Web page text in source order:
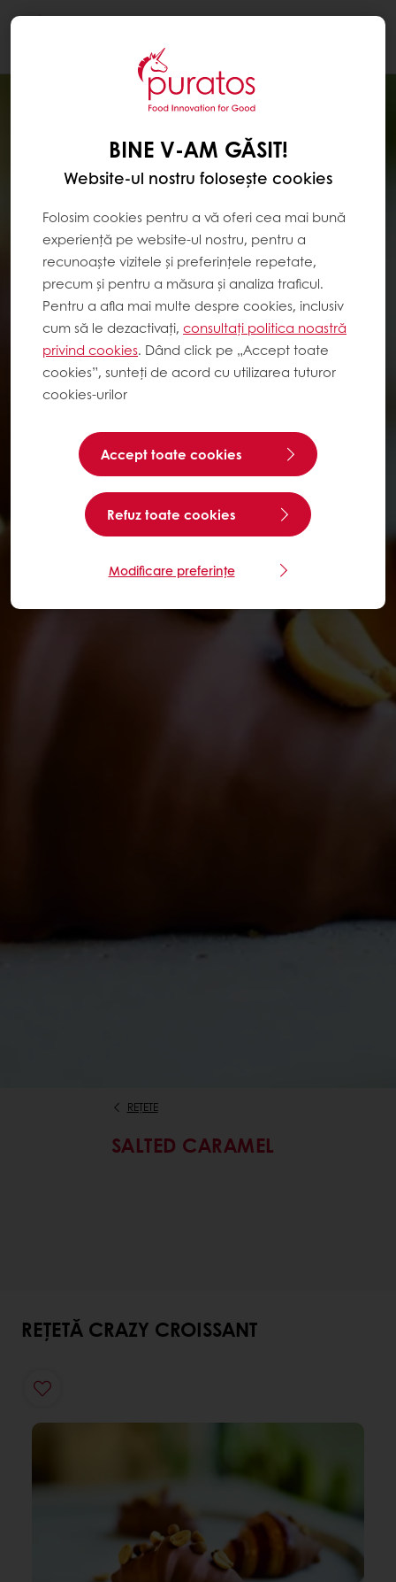
REȚETE
SALTED CARAMEL
REȚETĂ CRAZY CROISSANT
BINE V-AM GĂSIT!
Website-ul nostru folosește cookies
Folosim cookies pentru a vă oferi cea mai bună
experiență pe website-ul nostru, pentru a
recunoaște vizitele și preferințele repetate,
precum și pentru a măsura și analiza traficul.
Pentru a afla mai multe despre cookies, inclusiv
cum să le dezactivați, consultați politica noastră
privind cookies. Dând click pe „Accept toate
cookies”, sunteți de acord cu utilizarea tuturor
cookies-urilor
Accept toate cookies
Refuz toate cookies
Modificare preferințe